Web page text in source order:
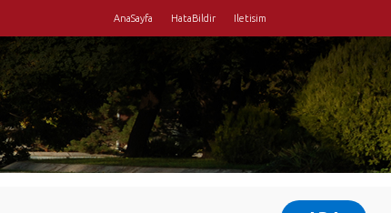
AnaSayfa HataBildir Iletisim